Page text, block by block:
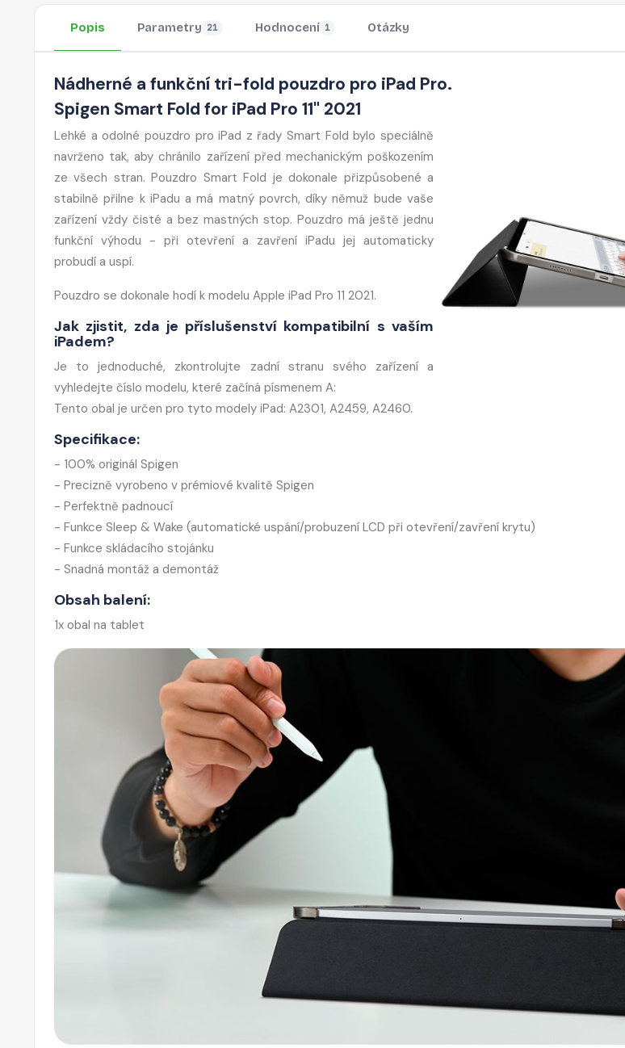
Popis Parametry 21 Hodnocení 1 Otázky
Nádherné a funkční tri-fold pouzdro pro iPad Pro.
Spigen Smart Fold for iPad Pro 11" 2021
Lehké a odolné pouzdro pro iPad z řady Smart Fold bylo speciálně
navrženo tak, aby chránilo zařízení před mechanickým poškozením
ze všech stran. Pouzdro Smart Fold je dokonale přizpůsobené a
stabilně přilne k iPadu a má matný povrch, díky němuž bude vaše
zařízení vždy čisté a bez mastných stop. Pouzdro má ještě jednu
funkční výhodu - při otevření a zavření iPadu jej automaticky
probudí a uspí.
Pouzdro se dokonale hodí k modelu Apple iPad Pro 11 2021.
Jak zjistit, zda je příslušenství kompatibilní s vaším
iPadem?
Je to jednoduché, zkontrolujte zadní stranu svého zařízení a
vyhledejte číslo modelu, které začíná písmenem A:
Tento obal je určen pro tyto modely iPad: A2301, A2459, A2460.
Specifikace:
- 100% originál Spigen
- Precizně vyrobeno v prémiové kvalitě Spigen
- Perfektně padnoucí
- Funkce Sleep & Wake (automatické uspání/probuzení LCD při otevření/zavření krytu)
- Funkce skládacího stojánku
- Snadná montáž a demontáž
Obsah balení:
1x obal na tablet